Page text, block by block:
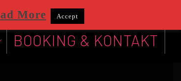
BOOKING & KONTAKT
More Accept